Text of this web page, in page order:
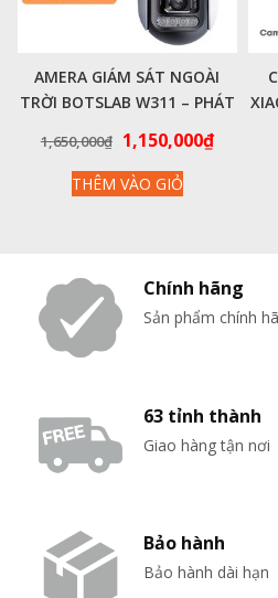
AMERA GIÁM SÁT NGOÀI
TRỜI BOTSLAB W311 – PHÁT
HIỆN CHUYỂN ĐỘNG, ĐÀM
THOẠI 2 CHIỀU
1,650,000₫ Giá
là:
1,150,000₫Giá
THÊM VÀO GIỎ
Chính hãng
Sản phẩm chính
63 tỉnh thành
Giao hàng tận nơi
Bảo hành
Bảo hành dài hạn